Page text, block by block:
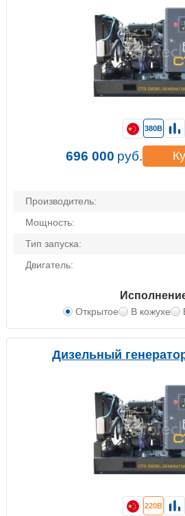
Производитель:
Мощность:
Тип запуска:
Двигатель:
Открытое В кожухе
380В
696 000 руб.
Дизельный
220В